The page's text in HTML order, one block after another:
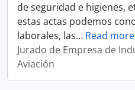
de seguridad e higienes,
estas actas podemos
laborales, las… Read more
Jurado de Empresa de
Aviación